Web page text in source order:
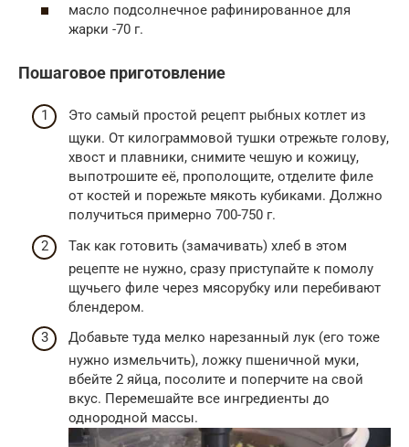
масло подсолнечное рафинированное для
жарки -70 г.
Пошаговое приготовление
Это самый простой рецепт рыбных котлет из
щуки. От килограммовой тушки отрежьте голову,
хвост и плавники, снимите чешую и кожицу,
выпотрошите её, прополощите, отделите филе
от костей и порежьте мякоть кубиками. Должно
получиться примерно 700-750 г.
Так как готовить (замачивать) хлеб в этом
рецепте не нужно, сразу приступайте к помолу
щучьего филе через мясорубку или перебивают
блендером.
Добавьте туда мелко нарезанный лук (его тоже
нужно измельчить), ложку пшеничной муки,
вбейте 2 яйца, посолите и поперчите на свой
вкус. Перемешайте все ингредиенты до
однородной массы.